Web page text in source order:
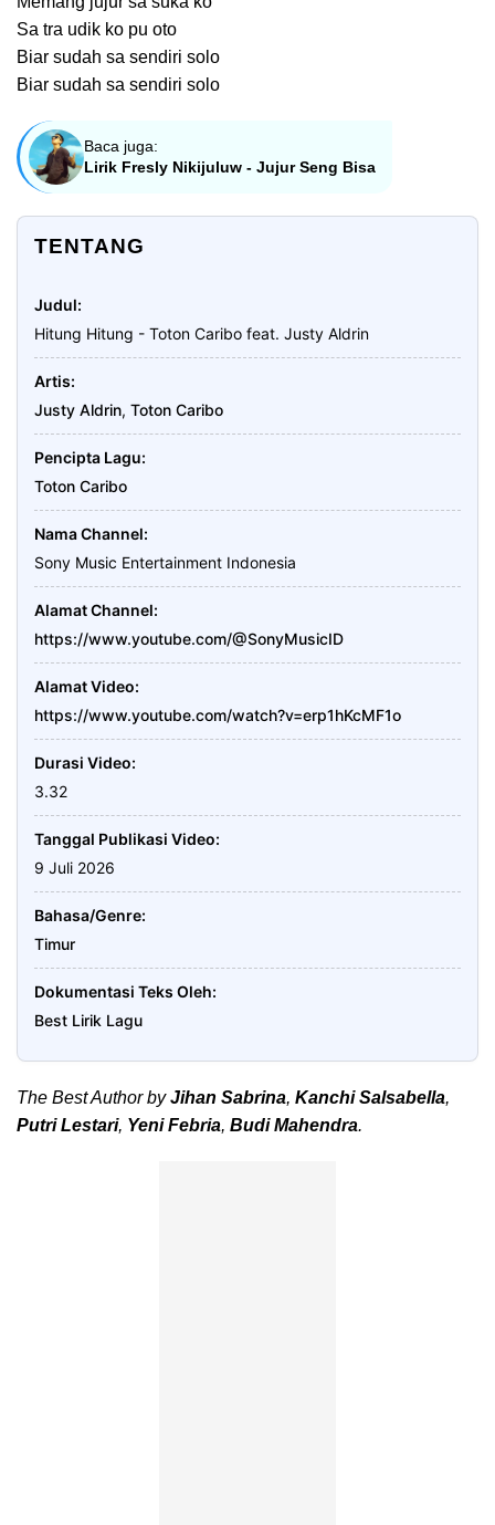
Sa tra udik ko pu oto
Biar sudah sa sendiri solo
Biar sudah sa sendiri solo
Baca juga:
Lirik Fresly Nikijuluw - Jujur Seng Bisa
TENTANG
Judul
Hitung Hitung - Toton Caribo feat. Justy Aldrin
Artis
Justy Aldrin, Toton Caribo
Pencipta Lagu
Toton Caribo
Nama Channel
Sony Music Entertainment Indonesia
Alamat Channel
https://www.youtube.com/@SonyMusicID
Alamat Video
https://www.youtube.com/watch?v=erp1hKcMF1o
Durasi Video
3.32
Tanggal Publikasi Video
9 Juli 2026
Bahasa/Genre
Timur
Dokumentasi Teks Oleh
Best Lirik Lagu
The Best Author byJihan Sabrina, Kanchi Salsabella,
Putri Lestari, Yeni Febria, Budi Mahendra.